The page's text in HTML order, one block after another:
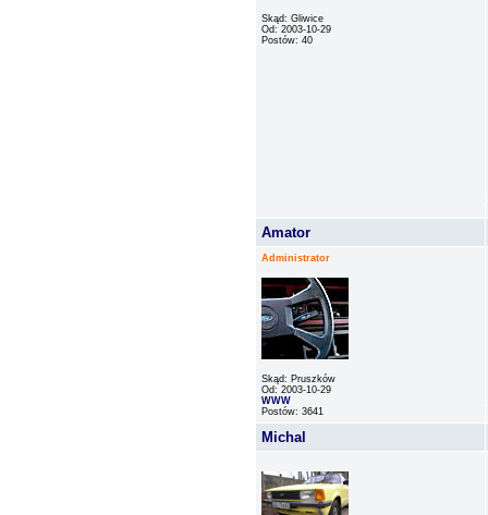
Skąd: Gliwice
Od: 2003-10-29
Postów: 40
Amator
Administrator
Skąd: Pruszków
Od: 2003-10-29
WWW
Postów: 3641
Michal